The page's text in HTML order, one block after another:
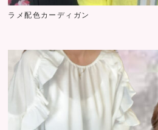
ラメ配色カーディガン